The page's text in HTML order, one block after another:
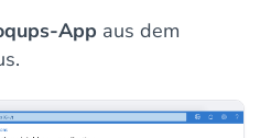
App aus dem